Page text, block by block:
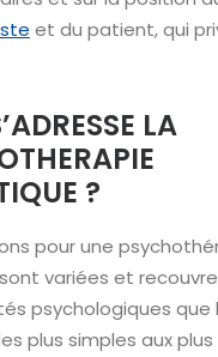
et du patient, qui
LA
?
pour une
variées et
psychologiques que
plus simples aux plus